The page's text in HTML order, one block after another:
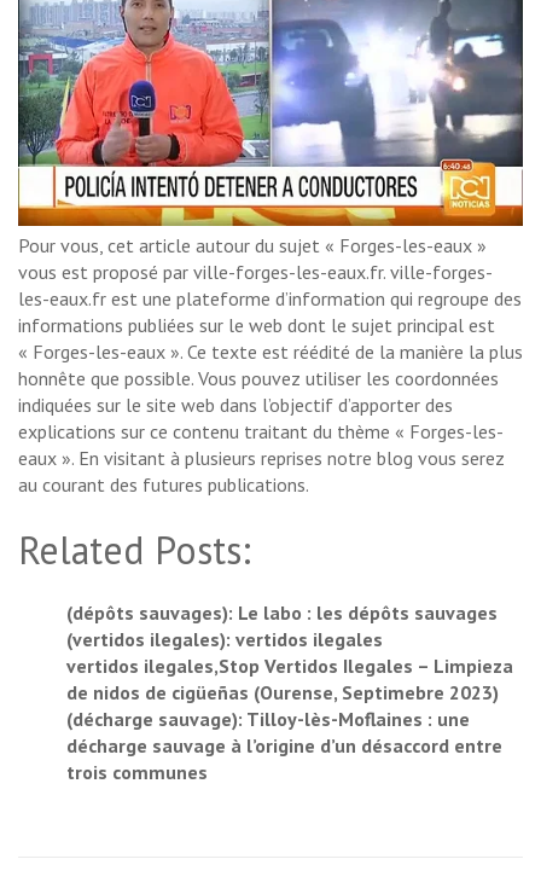
Pour vous, cet article autour du sujet « Forges-les-eaux »
vous est proposé par ville-forges-les-eaux.fr. ville-forges-
les-eaux.fr est une plateforme d’information qui regroupe des
informations publiées sur le web dont le sujet principal est
« Forges-les-eaux ». Ce texte est réédité de la manière la plus
honnête que possible. Vous pouvez utiliser les coordonnées
indiquées sur le site web dans l’objectif d’apporter des
explications sur ce contenu traitant du thème « Forges-les-
eaux ». En visitant à plusieurs reprises notre blog vous serez
au courant des futures publications.
Related Posts:
(dépôts sauvages): Le labo : les dépôts sauvages
(vertidos ilegales): vertidos ilegales
vertidos ilegales,Stop Vertidos Ilegales – Limpieza
de nidos de cigüeñas (Ourense, Septimebre 2023)
(décharge sauvage): Tilloy-lès-Moflaines : une
décharge sauvage à l’origine d’un désaccord entre
trois communes